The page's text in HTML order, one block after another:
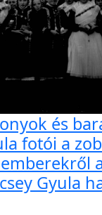
és
fotói a
Gyula